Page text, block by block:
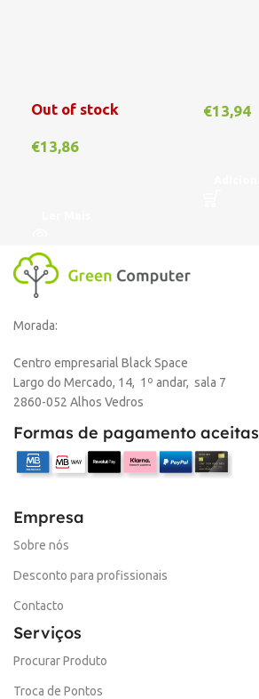
Out of stock
€13,86
€13,94
Morada:
Centro empresarial Black Space
Largo do Mercado, 14, 1º andar, sala 7
2860-052 Alhos Vedros
Formas de pagamento aceitas
Empresa
Sobre nós
Desconto para profissionais
Contacto
Serviços
Procurar Produto
Troca de Pontos